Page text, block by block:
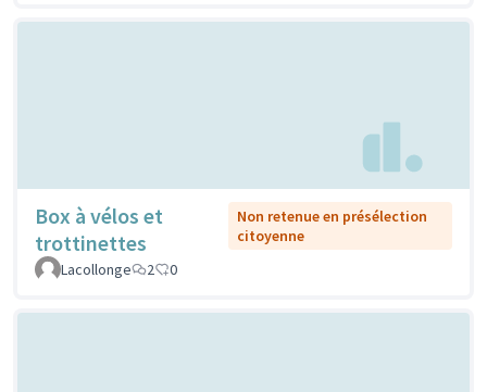
Box à vélos et
trottinettes
Non retenue en présélection
citoyenne
Lacollonge
2 0